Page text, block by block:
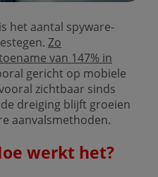
het aantal spyware-
Zo
van 147% in
gericht op mobiele
zichtbaar sinds
dreiging blijft groeien
aanvalsmethoden.
werkt het?